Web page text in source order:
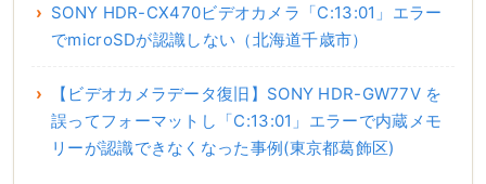
SONY HDR-CX470ビデオカメラ「C:13:01」エラー
でmicroSDが認識しない（北海道千歳市）
【ビデオカメラデータ復旧】SONY HDR-GW77V を
誤ってフォーマットし「C:13:01」エラーで内蔵メモ
リーが認識できなくなった事例(東京都葛飾区)